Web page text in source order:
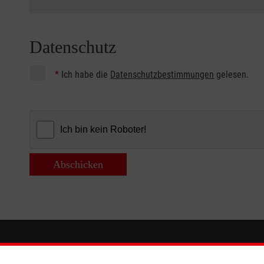
Datenschutz
* Ich habe die Datenschutzbestimmungen gelesen.
Abschicken
Informationen